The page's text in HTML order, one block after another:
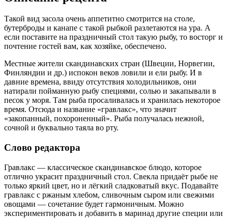
Такой вид засола очень аппетитно смотрится на столе,
бутерброды и канапе с такой рыбкой разлетаются на ура. А
если поставите на праздничный стол такую рыбу, то восторг и
почтение гостей вам, как хозяйке, обеспечено.
Местные жители скандинавских стран (Швеции, Норвегии,
Финляндии и др.) испокон веков ловили и ели рыбу. И в
давние времена, ввиду отсутствия холодильников, они
натирали пойманную рыбу специями, солью и закапывали в
песок у моря. Там рыба просаливалась и хранилась некоторое
время. Отсюда и название «гравлакс», что значит
«закопанный, похороненный». Рыба получалась нежной,
сочной и буквально таяла во рту.
Слово редактора
Гравлакс — классическое скандинавское блюдо, которое
отлично украсит праздничный стол. Свекла придаёт рыбе не
только яркий цвет, но и лёгкий сладковатый вкус. Подавайте
гравлакс с ржаным хлебом, сливочным сыром или свежими
овощами — сочетание будет гармоничным. Можно
экспериментировать и добавить в маринад другие специи или